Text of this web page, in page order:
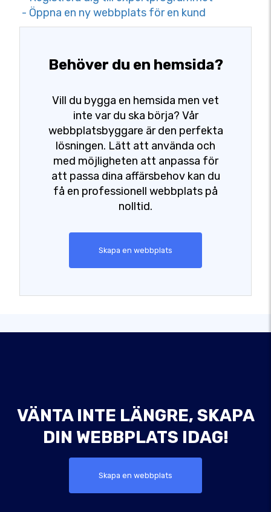
- Öppna en ny webbplats för en kund
Behöver du en hemsida?
Vill du bygga en hemsida men vet
inte var du ska börja? Vår
webbplatsbyggare är den perfekta
lösningen. Lätt att använda och
med möjligheten att anpassa för
att passa dina affärsbehov kan du
få en professionell webbplats på
nolltid.
Skapa en webbplats
VÄNTA INTE LÄNGRE, SKAPA
DIN WEBBPLATS IDAG!
Skapa en webbplats